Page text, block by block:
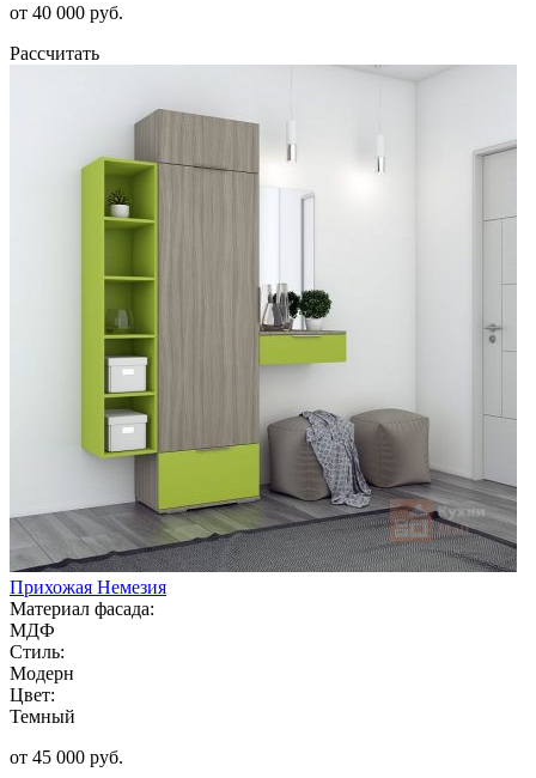
от 40 000 руб.
Рассчитать
Прихожая Немезия
Материал фасада:
МДФ
Стиль:
Модерн
Цвет:
Темный
от 45 000 руб.